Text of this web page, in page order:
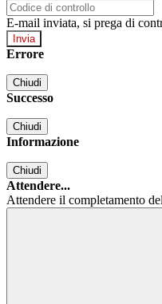
E-mail inviata, si prega di
Errore
Chiudi
Successo
Chiudi
Informazione
Chiudi
Attendere...
Attendere il completamento